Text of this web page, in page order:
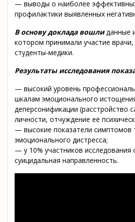
— выводы о наиболее
профилактики выявленных
В основу доклада вошлиданные
котором принимали участие
студенты-медики.
Результаты исследования
— высокий уровень
шкалам эмоционального
деперсонификации (расстройство
личности, отчуждение её
— высокие показатели симптомов
эмоционального дистресса;
— у 10% участников исследования
суицидальная направленность.